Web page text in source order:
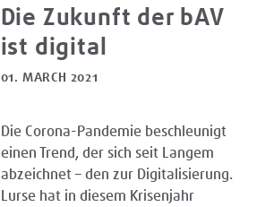
Die Zukunft der bAV
ist digital
01. MARCH 2021
Die Corona-Pandemie beschleunigt
einen Trend, der sich seit Langem
abzeichnet – den zur Digitalisierung.
Lurse hat in diesem Krisenjahr